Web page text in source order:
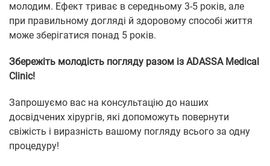
молодим. Ефект триває в середньому 3-5 років, але
при правильному догляді й здоровому способі життя
може зберігатися понад 5 років.
Збережіть молодість погляду разом із ADASSA Medical
Clinic!
Запрошуємо вас на консультацію до наших
досвідчених хірургів, які допоможуть повернути
свіжість і виразність вашому погляду всього за одну
процедуру!